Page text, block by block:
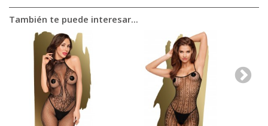
También te puede interesar...